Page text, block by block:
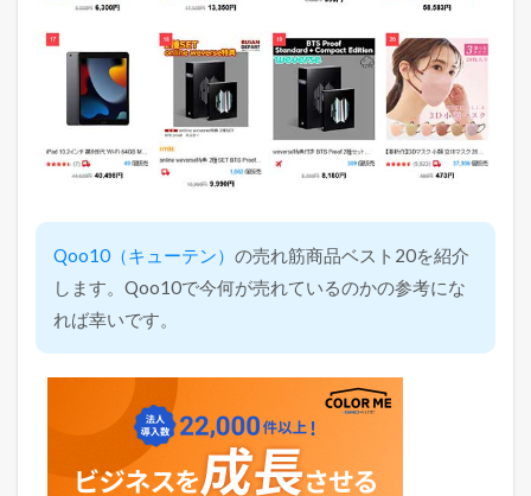
Qoo10（キューテン）の売れ筋商品ベスト20を紹介
します。Qoo10で今何が売れているのかの参考にな
れば幸いです。